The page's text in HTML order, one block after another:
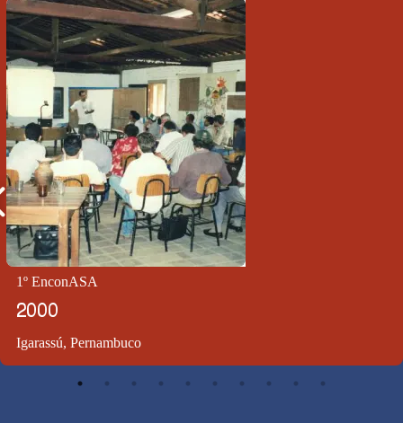
1º EnconASA
2000
Igarassú, Pernambuco